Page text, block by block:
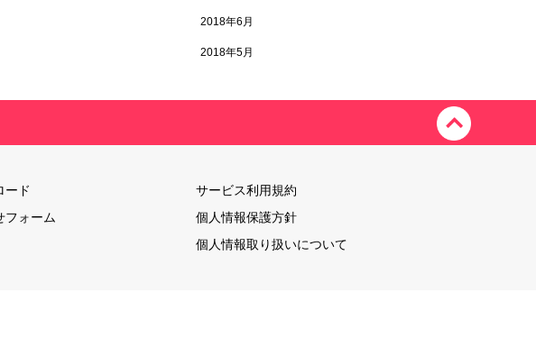
2018年6月
2018年5月
ード
フォーム
サービス利用規約
個人情報保護方針
個人情報取り扱いについて